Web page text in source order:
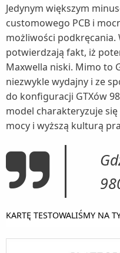
Jedynym większym
customowego PCB i
możliwości podkręcania.
potwierdzają fakt, iż
Maxwella niski. Mimo to
niezwykle wydajny i ze
do konfiguracji GTXów
model charakteryzuje
mocy i wyższą kulturą
KARTĘ TESTOWALIŚMY NA